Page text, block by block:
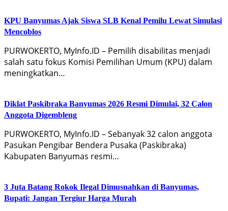
KPU Banyumas Ajak Siswa SLB Kenal Pemilu Lewat Simulasi
Mencoblos
PURWOKERTO, MyInfo.ID – Pemilih disabilitas menjadi
salah satu fokus Komisi Pemilihan Umum (KPU) dalam
meningkatkan…
Diklat Paskibraka Banyumas 2026 Resmi Dimulai, 32 Calon
Anggota Digembleng
PURWOKERTO, MyInfo.ID – Sebanyak 32 calon anggota
Pasukan Pengibar Bendera Pusaka (Paskibraka)
Kabupaten Banyumas resmi…
3 Juta Batang Rokok Ilegal Dimusnahkan di Banyumas,
Bupati: Jangan Tergiur Harga Murah